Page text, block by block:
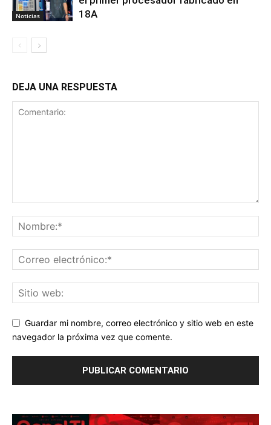
Noticias
18A
DEJA UNA RESPUESTA
Guardar mi nombre, correo electrónico y sitio web en este
navegador la próxima vez que comente.